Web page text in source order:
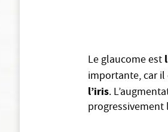
Le glaucome est
importante, car il
l’iris.